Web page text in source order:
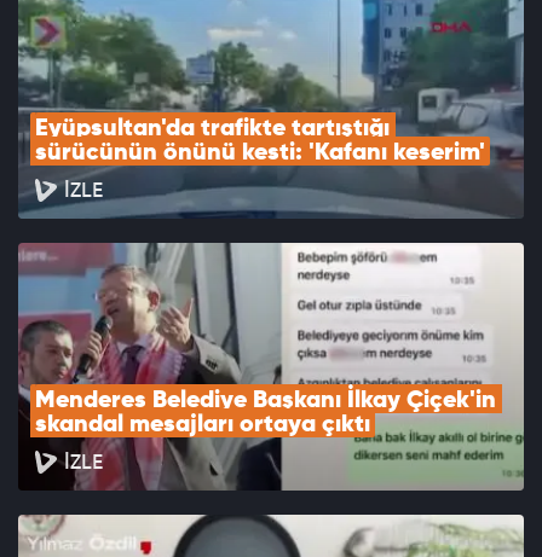
Eyüpsultan'da trafikte tartıştığı
sürücünün önünü kesti: 'Kafanı keserim'
İZLE
Menderes Belediye Başkanı İlkay Çiçek'in
skandal mesajları ortaya çıktı
İZLE